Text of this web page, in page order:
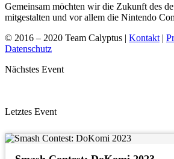
Gemeinsam möchten wir die Zukunft des
mitgestalten und vor allem die Nintendo
© 2016 – 2020 Team Calyptus | Kontakt |
Datenschutz
Nächstes Event
Letztes Event